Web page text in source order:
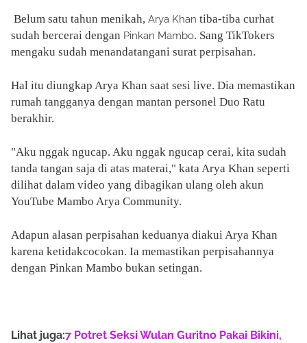
Belum satu tahun menikah, Arya Khan tiba-tiba curhat
sudah bercerai dengan Pinkan Mambo. Sang TikTokers
mengaku sudah menandatangani surat perpisahan.
Hal itu diungkap Arya Khan saat sesi live. Dia memastikan
rumah tangganya dengan mantan personel Duo Ratu
berakhir.
"Aku nggak ngucap. Aku nggak ngucap cerai, kita sudah
tanda tangan saja di atas materai," kata Arya Khan seperti
dilihat dalam video yang dibagikan ulang oleh akun
YouTube Mambo Arya Community.
Adapun alasan perpisahan keduanya diakui Arya Khan
karena ketidakcocokan. Ia memastikan perpisahannya
dengan Pinkan Mambo bukan setingan.
Lihat juga:7 Potret Seksi Wulan Guritno Pakai Bikini,